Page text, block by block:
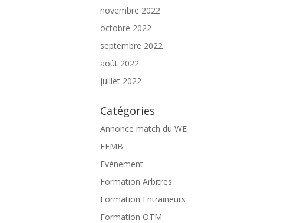
novembre 2022
octobre 2022
septembre 2022
août 2022
juillet 2022
Catégories
Annonce match du WE
EFMB
Evènement
Formation Arbitres
Formation Entraineurs
Formation OTM